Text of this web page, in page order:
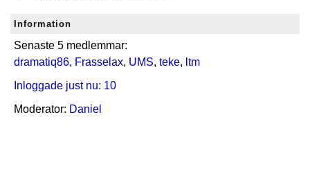
Information
Senaste 5 medlemmar:
dramatiq86, Frasselax, UMS, teke, ltm
Inloggade just nu: 10
Moderator: Daniel